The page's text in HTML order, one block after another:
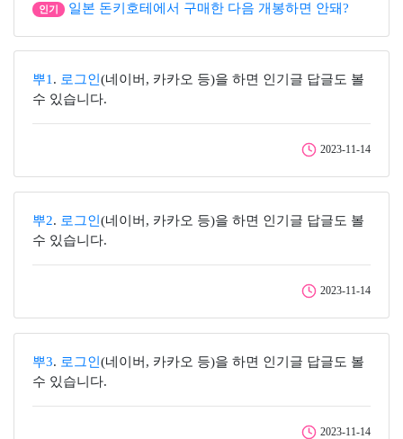
인기 일본 돈키호테에서 구매한 다음 개봉하면 안돼?
뿌1 . 로그인 (네이버, 카카오 등)을 하면 인기글 답글도 볼
수 있습니다.
2023-11-14
뿌2. 로그인 (네이버, 카카오 등)을 하면 인기글 답글도 볼
수 있습니다.
2023-11-14
뿌3. 로그인 (네이버, 카카오 등)을 하면 인기글 답글도 볼
수 있습니다.
2023-11-14